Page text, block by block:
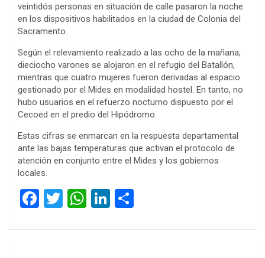
veintidós personas en situación de calle pasaron la noche
en los dispositivos habilitados en la ciudad de Colonia del
Sacramento.
Según el relevamiento realizado a las ocho de la mañana,
dieciocho varones se alojaron en el refugio del Batallón,
mientras que cuatro mujeres fueron derivadas al espacio
gestionado por el Mides en modalidad hostel. En tanto, no
hubo usuarios en el refuerzo nocturno dispuesto por el
Cecoed en el predio del Hipódromo.
Estas cifras se enmarcan en la respuesta departamental
ante las bajas temperaturas que activan el protocolo de
atención en conjunto entre el Mides y los gobiernos
locales
F
ce
T
tt
W
at
Li
ke m